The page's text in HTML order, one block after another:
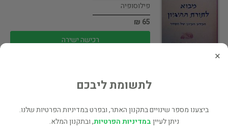
פילוסופיה
65 ₪
רכישה ישירה
פילוסופיה
×
לתשומת ליבכם
ביצענו מספר שינויים בתקנון האתר, ובפרט במדיניות הפרטיות שלנו.
ניתן לעייןבמדיניות הפרטיות, ובתקנון המלא.